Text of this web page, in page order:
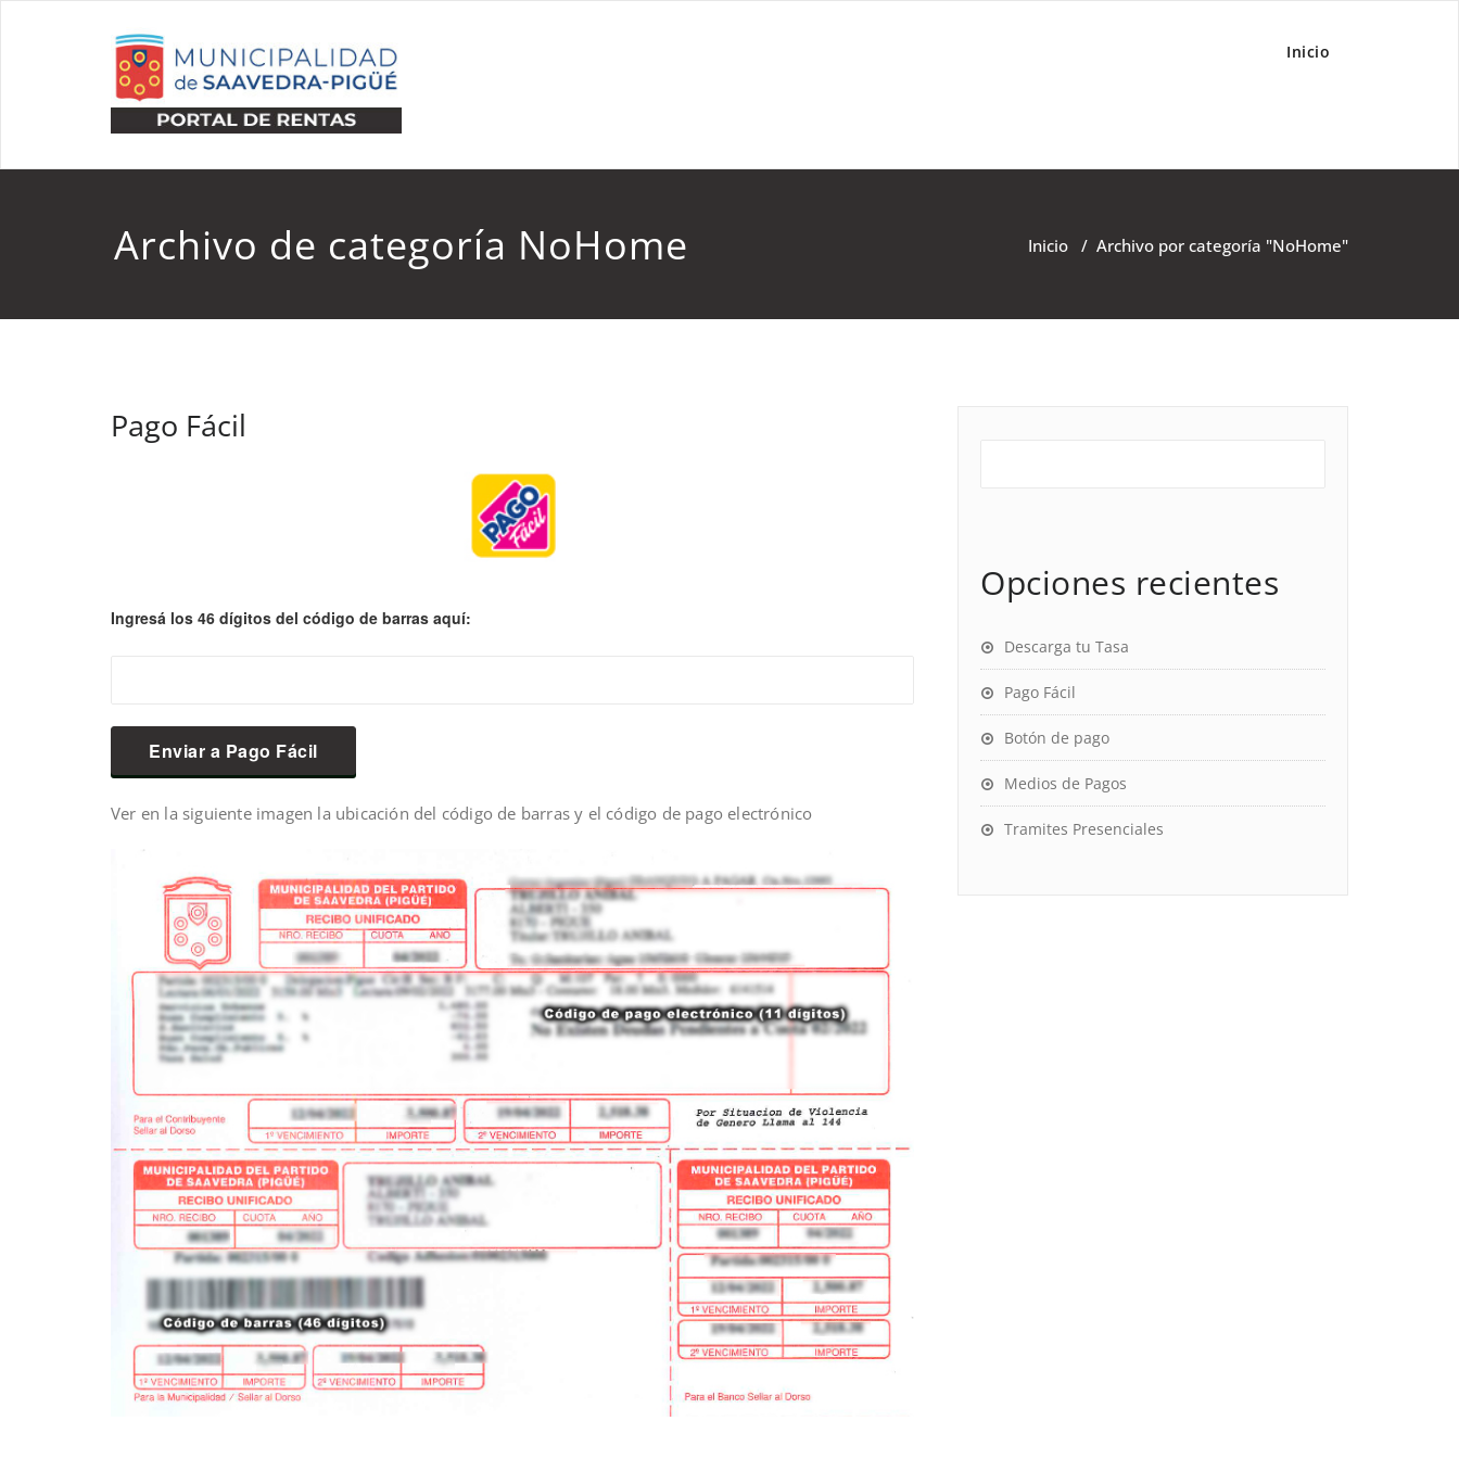
Inicio
Archivo de categoría NoHome Inicio / Archivo por categoría "NoHome"
Pago Fácil
Ingresá los 46 dígitos del código de barras aquí:
Ver en la siguiente imagen la ubicación del código de barras y el código de pago electrónico
Opciones recientes
Descarga tu Tasa
Pago Fácil
Botón de pago
Medios de Pagos
Tramites Presenciales